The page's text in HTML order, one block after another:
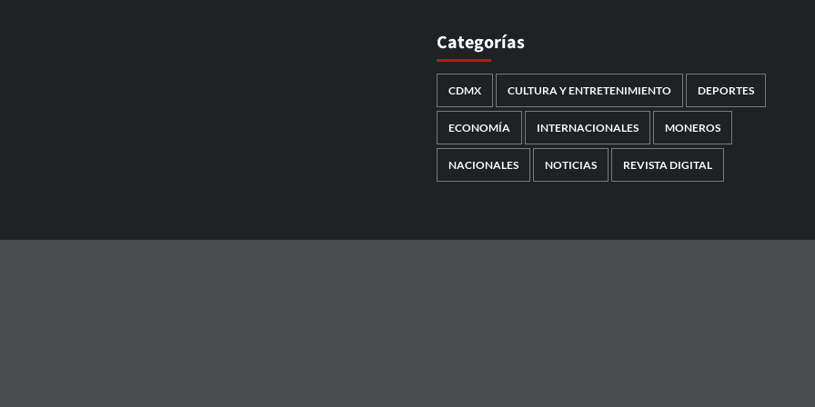
Categorías
CDMX CULTURA Y ENTRETENIMIENTO DEPORTES
ECONOMÍA INTERNACIONALES MONEROS
NACIONALES NOTICIAS REVISTA DIGITAL